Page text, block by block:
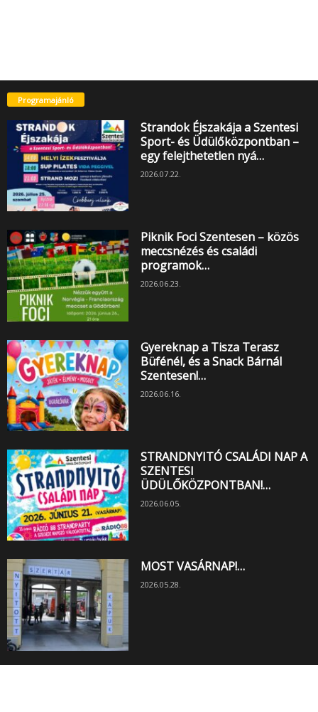
Programajánló
Strandok Éjszakája a Szentesi
Sport- és Üdülőközpontban –
egy felejthetetlen nyá…
2026.07.22.
Piknik Foci Szentesen – közös
meccsnézés és családi
programok…
2026.06.23.
Gyereknap a Tisza Terasz
Büfénél, és a Snack Bárnál
Szentesen!…
2026.06.16.
STRANDNYITÓ CSALÁDI NAP A
SZENTESI
ÜDÜLŐKÖZPONTBAN!…
2026.06.05.
MOST VASÁRNAP!…
2026.05.28.